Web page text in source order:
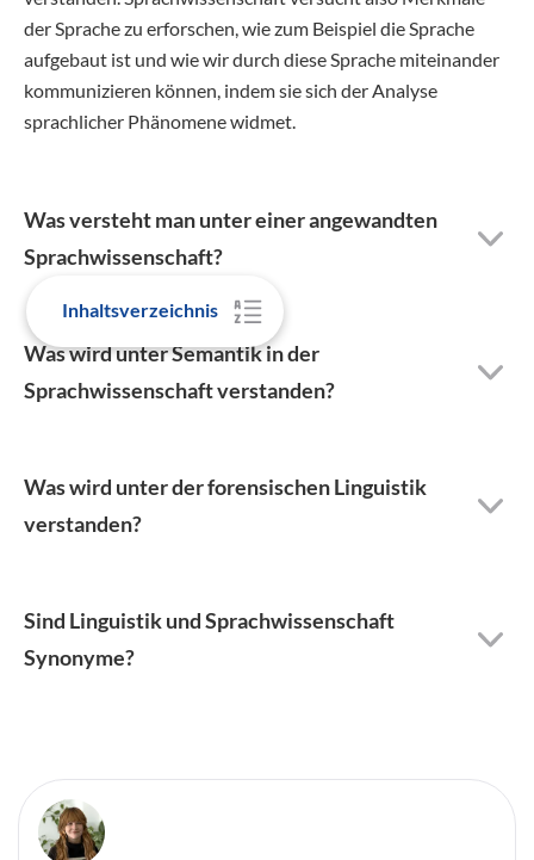
Inhaltsverzeichnis
der Sprache zu erforschen, wie zum Beispiel die Sprache
aufgebaut ist und wie wir durch diese Sprache miteinander
kommunizieren können, indem sie sich der Analyse
sprachlicher Phänomene widmet.
Was versteht man unter einer angewandten
Sprachwissenschaft?
Was wird unter Semantik in der
Sprachwissenschaft verstanden?
Was wird unter der forensischen Linguistik
verstanden?
Sind Linguistik und Sprachwissenschaft
Synonyme?